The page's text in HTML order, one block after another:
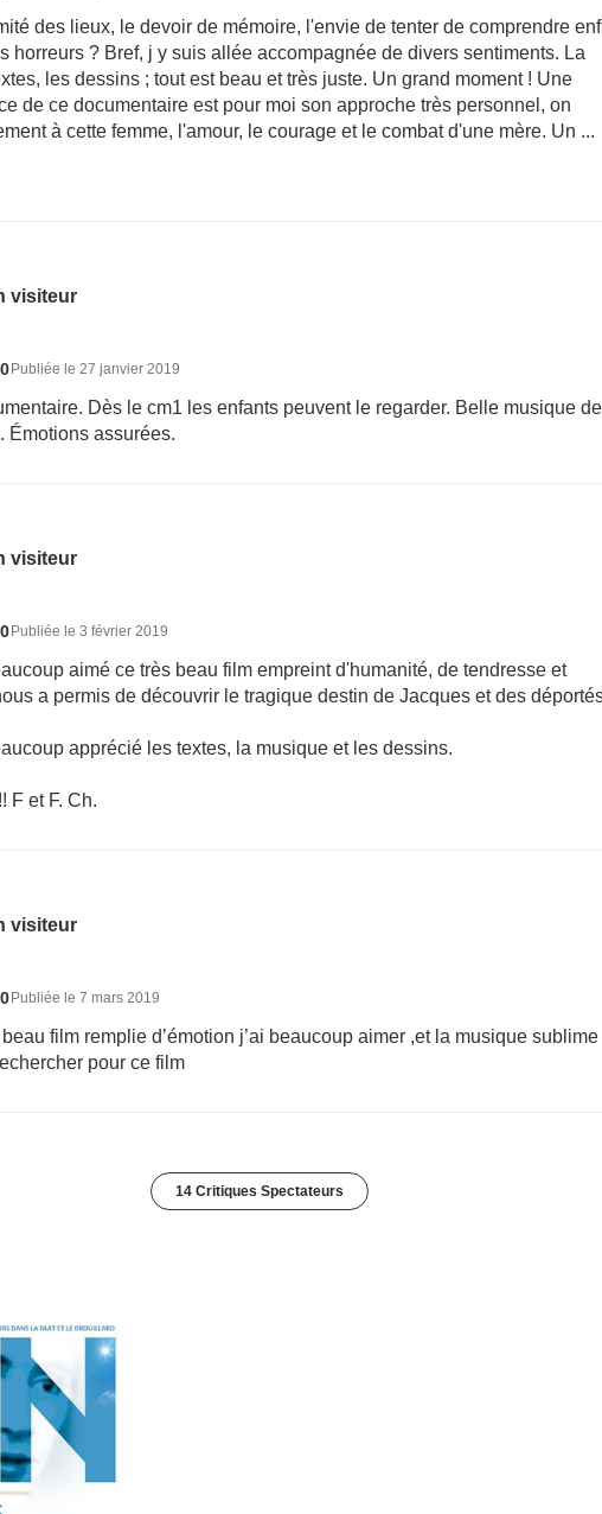
des lieux, le devoir de mémoire, l'envie de tenter de comprendre
horreurs ? Bref, j y suis allée accompagnée de divers sentiments. La
les dessins ; tout est beau et très juste. Un grand moment ! Une
de ce documentaire est pour moi son approche très personnel, on
à cette femme, l'amour, le courage et le combat d'une mère. Un ...
visiteur
Publiée le 27 janvier 2019
Dès le cm1 les enfants peuvent le regarder. Belle musique de
Émotions assurées.
visiteur
Publiée le 3 février 2019
aimé ce très beau film empreint d'humanité, de tendresse et
a permis de découvrir le tragique destin de Jacques et des
apprécié les textes, la musique et les dessins.
F et F. Ch.
visiteur
Publiée le 7 mars 2019
film remplie d’émotion j’ai beaucoup aimer ,et la musique sublime
pour ce film
14 Critiques Spectateurs